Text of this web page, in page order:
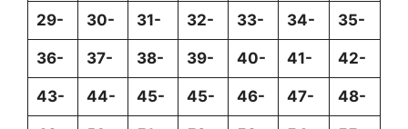
29- 30- 31- 32- 33- 34- 35-
36- 37- 38- 39- 40- 41- 42-
43- 44- 45- 45- 46- 47- 48-